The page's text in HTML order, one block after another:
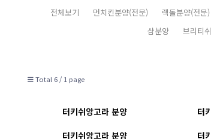
전체보기 먼치킨분양(전문) 랙돌분양(전문)
샴분양
브리티
Total 6 / 1 page
터키쉬앙고라 분양 터
터키쉬앙고라 분양
터